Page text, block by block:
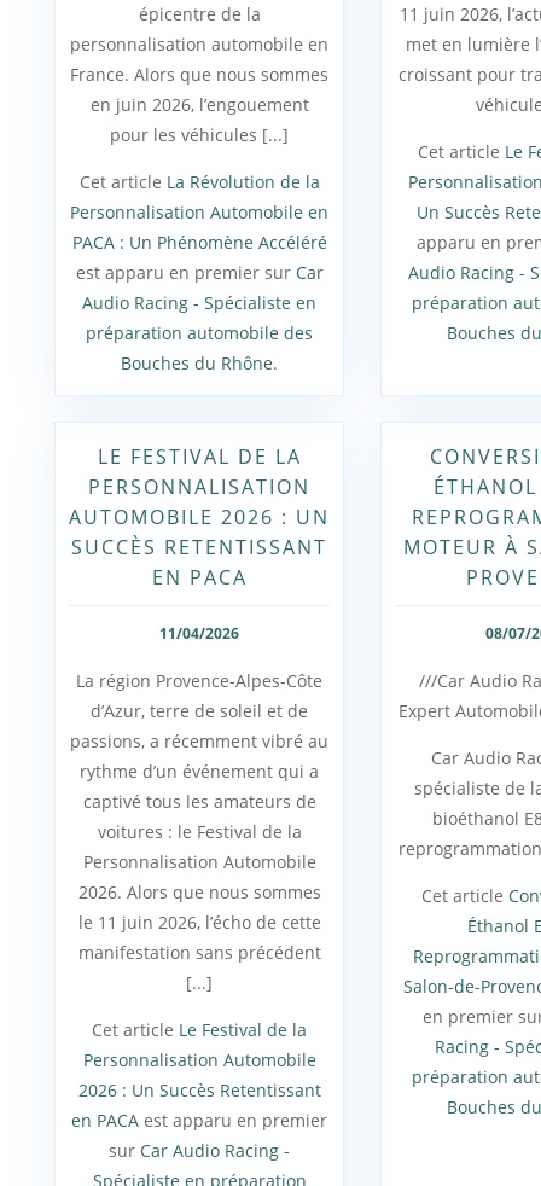
épicentre de la
personnalisation automobile en
France. Alors que nous sommes
en juin 2026, l’engouement
pour les véhicules [...]
Cet article La Révolution de la
Personnalisation Automobile en
PACA : Un Phénomène Accéléré
est apparu en premier sur Car
Audio Racing - Spécialiste en
préparation automobile des
Bouches du Rhône.
11 juin 2026,
met en lumière
croissant pour
Cet article Le
Un Succès
apparu en
Audio Racing -
préparation
Bouches
LE FESTIVAL DE LA
PERSONNALISATION
AUTOMOBILE 2026 : UN
SUCCÈS RETENTISSANT
EN PACA
11/04/2026
La région Provence-Alpes-Côte
d’Azur, terre de soleil et de
passions, a récemment vibré au
rythme d’un événement qui a
captivé tous les amateurs de
voitures : le Festival de la
Personnalisation Automobile
2026. Alors que nous sommes
le 11 juin 2026, l’écho de cette
manifestation sans précédent
[...]
Cet article Le Festival de la
Personnalisation Automobile
2026 : Un Succès Retentissant
en PACA est apparu en premier
sur Car Audio Racing -
Spécialiste en préparation
MOTEUR À
08/07/
///Car Audio
Expert
Car Audio
spécialiste de
bioéthanol
Cet article
Éthanol
Salon-de-
en premier
Racing -
préparation
Bouches